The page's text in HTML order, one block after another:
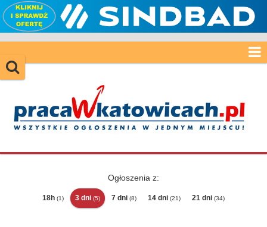
Ogłoszenia z:
18h (1) 3 dni (5) 7 dni (8) 14 dni (21) 21 dni (34)